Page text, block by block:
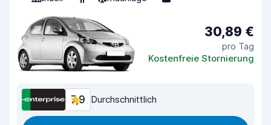
30,89 €
pro Tag
Kostenfreie Stornierung
7,9 Durchschnittlich